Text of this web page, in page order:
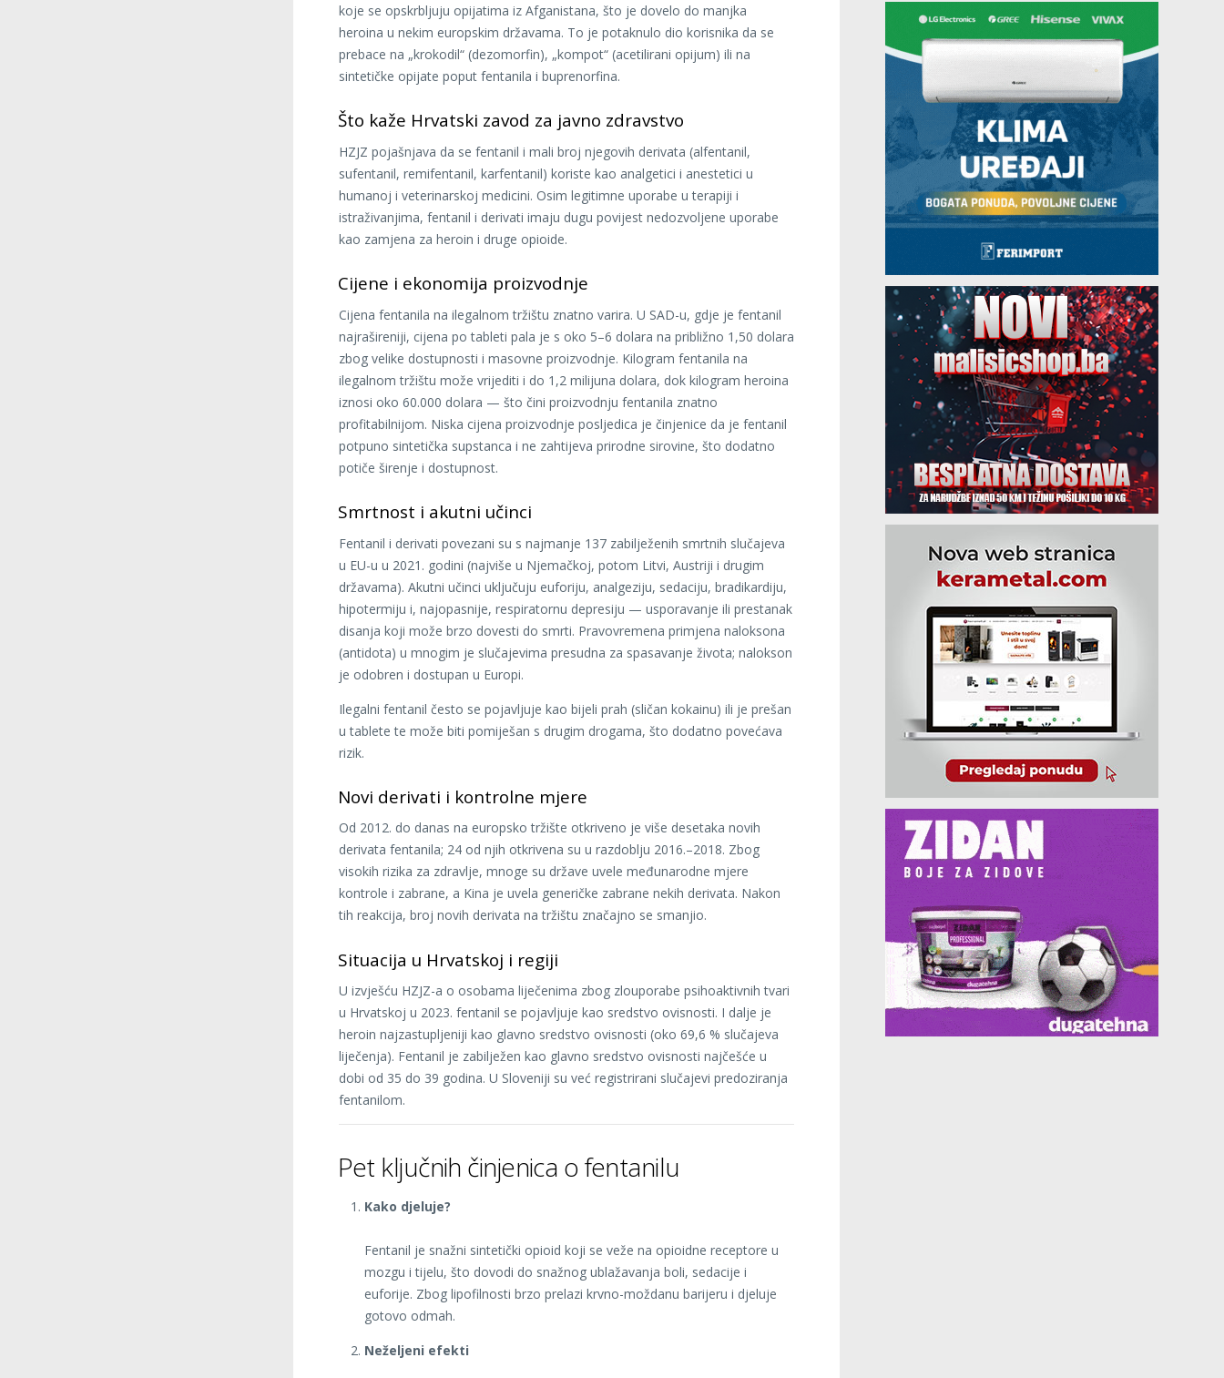
koje se opskrbljuju opijatima iz Afganistana, što je dovelo do manjka
heroina u nekim europskim državama. To je potaknulo dio korisnika da se
prebace na „krokodil“ (dezomorfin), „kompot“ (acetilirani opijum) ili na
sintetičke opijate poput fentanila i buprenorfina.
Što kaže Hrvatski zavod za javno zdravstvo
HZJZ pojašnjava da se fentanil i mali broj njegovih derivata (alfentanil,
sufentanil, remifentanil, karfentanil) koriste kao analgetici i anestetici u
humanoj i veterinarskoj medicini. Osim legitimne uporabe u terapiji i
istraživanjima, fentanil i derivati imaju dugu povijest nedozvoljene uporabe
kao zamjena za heroin i druge opioide.
Cijene i ekonomija proizvodnje
Cijena fentanila na ilegalnom tržištu znatno varira. U SAD-u, gdje je fentanil
najrašireniji, cijena po tableti pala je s oko 5–6 dolara na približno 1,50 dolara
zbog velike dostupnosti i masovne proizvodnje. Kilogram fentanila na
ilegalnom tržištu može vrijediti i do 1,2 milijuna dolara, dok kilogram heroina
iznosi oko 60.000 dolara — što čini proizvodnju fentanila znatno
profitabilnijom. Niska cijena proizvodnje posljedica je činjenice da je fentanil
potpuno sintetička supstanca i ne zahtijeva prirodne sirovine, što dodatno
potiče širenje i dostupnost.
Smrtnost i akutni učinci
Fentanil i derivati povezani su s najmanje 137 zabilježenih smrtnih slučajeva
u EU-u u 2021. godini (najviše u Njemačkoj, potom Litvi, Austriji i drugim
državama). Akutni učinci uključuju euforiju, analgeziju, sedaciju, bradikardiju,
hipotermiju i, najopasnije, respiratornu depresiju — usporavanje ili prestanak
disanja koji može brzo dovesti do smrti. Pravovremena primjena naloksona
(antidota) u mnogim je slučajevima presudna za spasavanje života; nalokson
je odobren i dostupan u Europi.
Ilegalni fentanil često se pojavljuje kao bijeli prah (sličan kokainu) ili je prešan
u tablete te može biti pomiješan s drugim drogama, što dodatno povećava
rizik.
Novi derivati i kontrolne mjere
Od 2012. do danas na europsko tržište otkriveno je više desetaka novih
derivata fentanila; 24 od njih otkrivena su u razdoblju 2016.–2018. Zbog
visokih rizika za zdravlje, mnoge su države uvele međunarodne mjere
kontrole i zabrane, a Kina je uvela generičke zabrane nekih derivata. Nakon
tih reakcija, broj novih derivata na tržištu značajno se smanjio.
Situacija u Hrvatskoj i regiji
U izvješću HZJZ-a o osobama liječenima zbog zlouporabe psihoaktivnih tvari
u Hrvatskoj u 2023. fentanil se pojavljuje kao sredstvo ovisnosti. I dalje je
heroin najzastupljeniji kao glavno sredstvo ovisnosti (oko 69,6 % slučajeva
liječenja). Fentanil je zabilježen kao glavno sredstvo ovisnosti najčešće u
dobi od 35 do 39 godina. U Sloveniji su već registrirani slučajevi predoziranja
fentanilom.
Pet ključnih činjenica o fentanilu
Kako djeluje?
Fentanil je snažni sintetički opioid koji se veže na opioidne receptore u
mozgu i tijelu, što dovodi do snažnog ublažavanja boli, sedacije i
euforije. Zbog lipofilnosti brzo prelazi krvno-moždanu barijeru i djeluje
gotovo odmah.
Neželjeni efekti